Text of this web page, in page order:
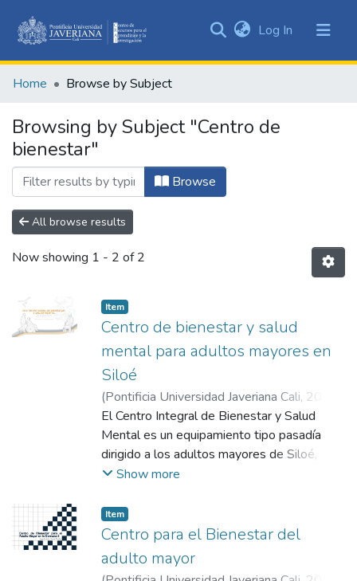
&
All of DSpace
Log In (current)
Home Browse by Subject
Browsing by Subject "Centro de
bienestar"
Browse
All browse results
Now showing 1 - 2 of 2
Item
Centro de bienestar y salud
mental para adultos mayores en
Siloé
(Pontificia Universidad Javeriana Cali, 2026
Rodríguez Obando, Daniela;Marroquín, Juan
José;Londoño Venegas, Sasha Vanessa
El Centro Integral de Bienestar y Salud
Mental es un equipamiento tipo pasadía
dirigido a los adultos mayores de Siloé,
diseñado bajo criterios de inclusión,
promueve la conexión con la naturaleza
mediante el uso de materiales del entorno,
espacios de contemplación y ambientes
tranquilos. El proyecto se organiza en cuatro
Show more
Item
Centro para el Bienestar del
adulto mayor